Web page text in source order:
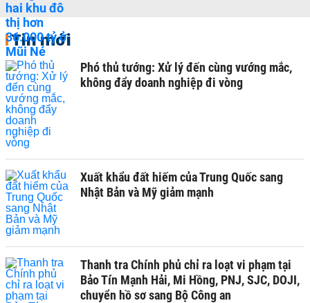
Tin mới
Phó thủ tướng: Xử lý đến cùng vướng mắc,
không đẩy doanh nghiệp đi vòng
Xuất khẩu đất hiếm của Trung Quốc sang
Nhật Bản và Mỹ giảm mạnh
Thanh tra Chính phủ chỉ ra loạt vi phạm tại
Bảo Tín Mạnh Hải, Mi Hồng, PNJ, SJC, DOJI,
chuyển hồ sơ sang Bộ Công an